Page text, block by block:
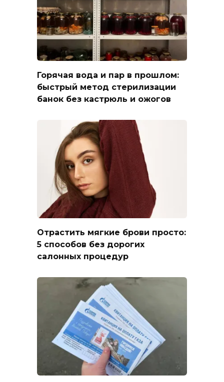
Горячая вода и пар в прошлом:
быстрый метод стерилизации
банок без кастрюль и ожогов
Отрастить мягкие брови просто:
5 способов без дорогих
салонных процедур